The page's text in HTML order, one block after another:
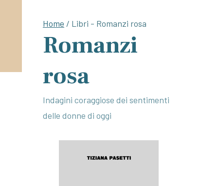
Home / Libri - Romanzi rosa
Romanzi
rosa
Indagini coraggiose dei sentimenti
delle donne di oggi